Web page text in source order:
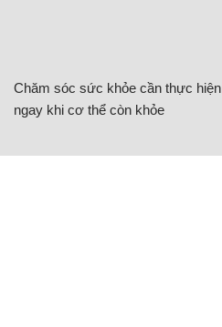
Chăm sóc sức khỏe cần thực hiện
ngay khi cơ thể còn khỏe